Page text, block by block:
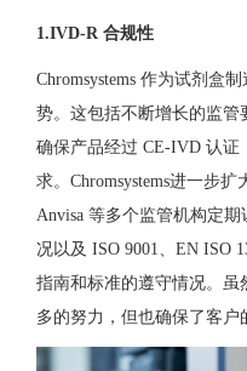
1.IVD-R 合规性
Chromsystems 作为试剂盒
势。这包括不断增长的监管
确保产品经过 CE-IVD 认证
求。Chromsystems进一步
Anvisa 等多个监管机构定
况以及 ISO 9001、EN ISO
指南和标准的遵守情况。虽
多的努力，但也确保了客户